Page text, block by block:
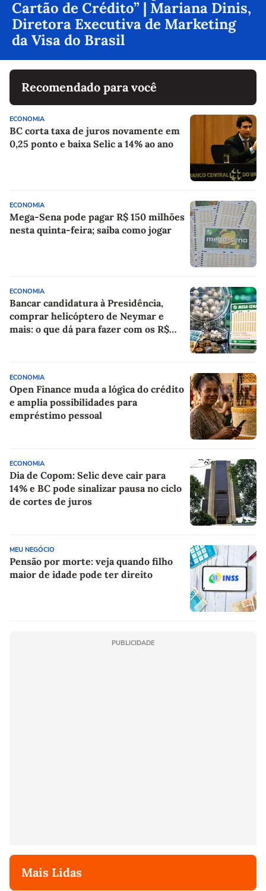
Cartão de Crédito” | Mariana Dinis,
Diretora Executiva de Marketing
da Visa do Brasil
Recomendado para você
ECONOMIA
BC corta taxa de juros novamente em
0,25 ponto e baixa Selic a 14% ao ano
ECONOMIA
Mega-Sena pode pagar R$ 150 milhões
nesta quinta-feira; saiba como jogar
ECONOMIA
Bancar candidatura à Presidência,
comprar helicóptero de Neymar e
mais: o que dá para fazer com os R$
ECONOMIA
Open Finance muda a lógica do crédito
e amplia possibilidades para
empréstimo pessoal
ECONOMIA
Dia de Copom: Selic deve cair para
14% e BC pode sinalizar pausa no ciclo
de cortes de juros
MEU NEGÓCIO
Pensão por morte: veja quando filho
maior de idade pode ter direito
PUBLICIDADE
Mais Lidas